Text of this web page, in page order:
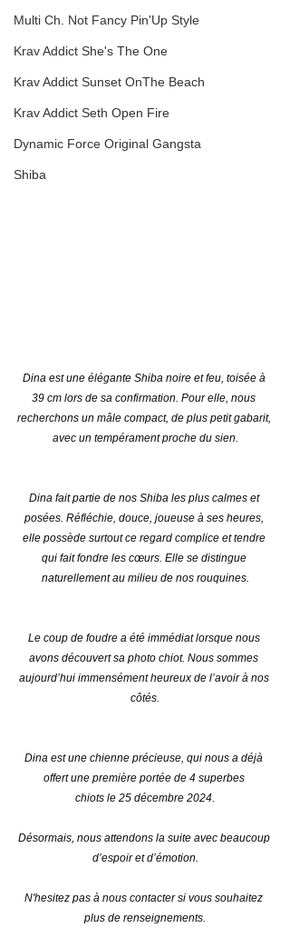
Multi Ch. Not Fancy Pin'Up Style
Krav Addict She's The One
Krav Addict Sunset OnThe Beach
Krav Addict Seth Open Fire
Dynamic Force Original Gangsta
Shiba
Dina est une élégante Shiba noire et feu, toisée à
39 cm lors de sa confirmation. Pour elle, nous
recherchons un mâle compact, de plus petit gabarit,
avec un tempérament proche du sien.
Dina fait partie de nos Shiba les plus calmes et
posées. Réfléchie, douce, joueuse à ses heures,
elle possède surtout ce regard complice et tendre
qui fait fondre les cœurs. Elle se distingue
naturellement au milieu de nos rouquines.
Le coup de foudre a été immédiat lorsque nous
avons découvert sa photo chiot. Nous sommes
aujourd’hui immensément heureux de l’avoir à nos
côtés.
Dina est une chienne précieuse, qui nous a déjà
offert une première portée de 4 superbes
chiots le 25 décembre 2024.
Désormais, nous attendons la suite avec beaucoup
d’espoir et d’émotion.
N'hesitez pas à nous contacter si vous souhaitez
plus de renseignements.